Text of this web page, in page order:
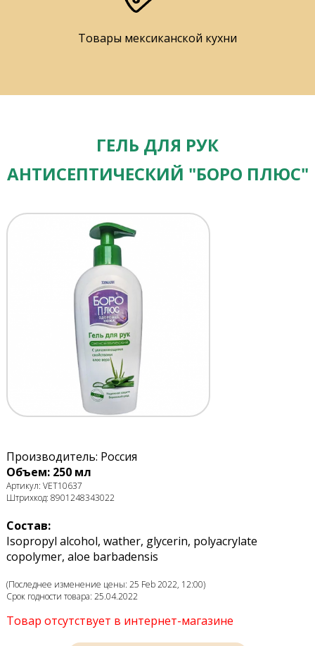
Товары мексиканской кухни
ГЕЛЬ ДЛЯ РУК
АНТИСЕПТИЧЕСКИЙ "БОРО ПЛЮС"
Производитель: Россия
Объем: 250 мл
Артикул: VET10637
Штрихкод: 8901248343022
Состав:
Isopropyl alcohol, wather, glycerin, polyacrylate
copolymer, aloe barbadensis
(Последнее изменение цены: 25 Feb 2022, 12:00)
Срок годности товара: 25.04.2022
Товар отсутствует в интернет-магазине